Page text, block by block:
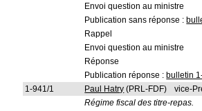
Envoi question au ministre
Publication sans réponse :
Rappel
Envoi question au ministre
Réponse
Publication réponse : bulletin
1-941/1
Paul Hatry (PRL-FDF)
vice-
Régime fiscal des titre-repas.